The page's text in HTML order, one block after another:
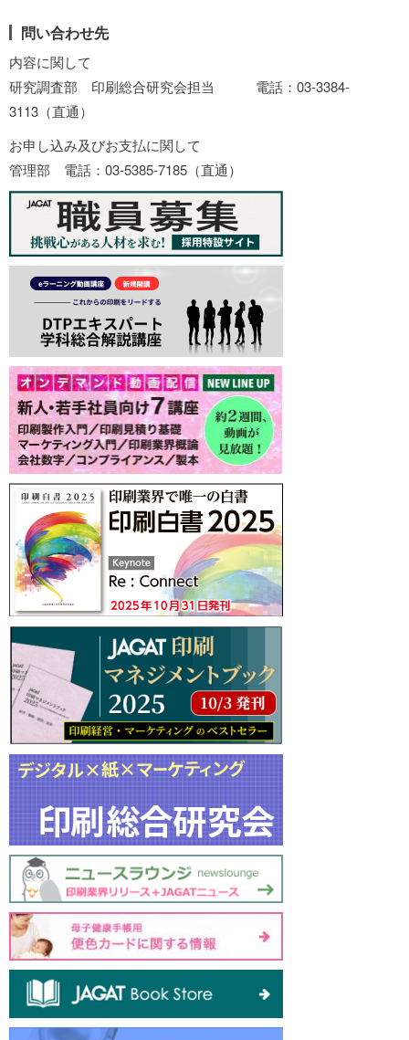
問い合わせ先
内容に関して
研究調査部 印刷総合研究会担当 電話：03-3384-
3113（直通）
お申し込み及びお支払に関して
管理部 電話：03-5385-7185（直通）